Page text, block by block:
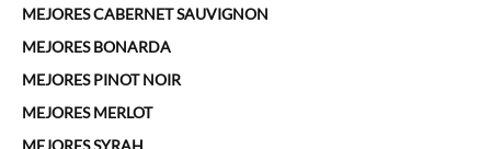
MEJORES CABERNET SAUVIGNON
MEJORES BONARDA
MEJORES PINOT NOIR
MEJORES MERLOT
MEJORES SYRAH